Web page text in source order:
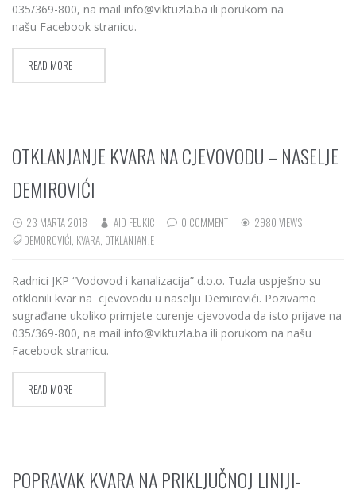
035/369-800, na mail info@viktuzla.ba ili porukom na
našu Facebook stranicu.
READ MORE
OTKLANJANJE KVARA NA CJEVOVODU – NASELJE
DEMIROVIĆI
23 MARTA 2018 AID FEUKIC 0 COMMENT
2980 VIEWS
DEMOROVIĆI KVARA OTKLANJANJE
Radnici JKP “Vodovod i kanalizacija” d.o.o. Tuzla uspješno su
otklonili kvar na cjevovodu u naselju Demirovići. Pozivamo
sugrađane ukoliko primjete curenje cjevovoda da isto prijave na
035/369-800, na mail info@viktuzla.ba ili porukom na našu
Facebook stranicu.
READ MORE
POPRAVAK KVARA NA PRIKLJUČNOJ LINIJI-